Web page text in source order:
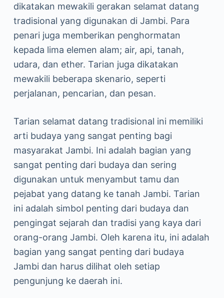
dikatakan mewakili gerakan selamat datang
tradisional yang digunakan di Jambi. Para
penari juga memberikan penghormatan
kepada lima elemen alam; air, api, tanah,
udara, dan ether. Tarian juga dikatakan
mewakili beberapa skenario, seperti
perjalanan, pencarian, dan pesan.
Tarian selamat datang tradisional ini memiliki
arti budaya yang sangat penting bagi
masyarakat Jambi. Ini adalah bagian yang
sangat penting dari budaya dan sering
digunakan untuk menyambut tamu dan
pejabat yang datang ke tanah Jambi. Tarian
ini adalah simbol penting dari budaya dan
pengingat sejarah dan tradisi yang kaya dari
orang-orang Jambi. Oleh karena itu, ini adalah
bagian yang sangat penting dari budaya
Jambi dan harus dilihat oleh setiap
pengunjung ke daerah ini.